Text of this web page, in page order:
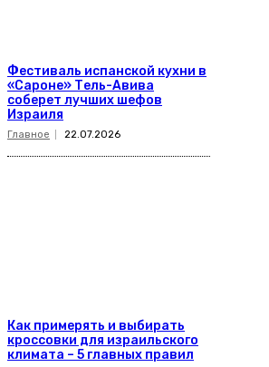
Фестиваль испанской кухни в
«Сароне» Тель-Авива
соберет лучших шефов
Израиля
Главное 22.07.2026
Как примерять и выбирать
кроссовки для израильского
климата – 5 главных правил